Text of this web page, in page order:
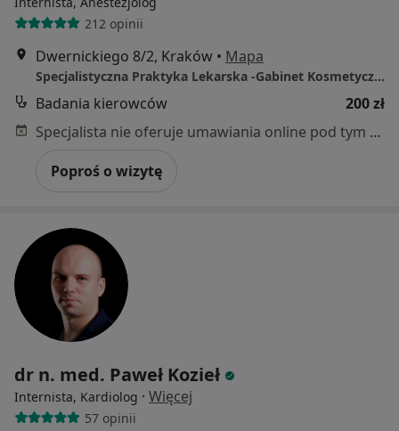
212 opinii
Dwernickiego 8/2, Kraków • Mapa
Specjalistyczna Praktyka Lekarska -Gabinet Kosmetyczno- Lekarski
Badania kierowców
200 zł
Specjalista nie oferuje umawiania online pod tym adresem.
Poproś o wizytę
dr n. med. Paweł Kozieł
Internista, Kardiolog · Więcej
57 opinii